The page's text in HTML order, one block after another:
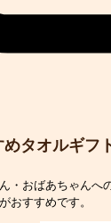
めタオルギフ
・おばあちゃんへ
おすすめです。